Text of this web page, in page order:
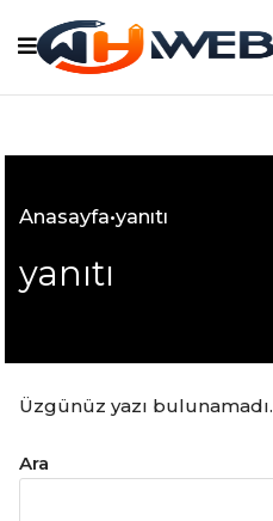
content
Anasayfa•yanıtı
yanıtı
Üzgünüz yazı bulunamadı.
Ara